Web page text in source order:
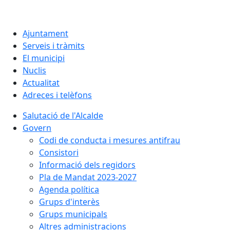
Ajuntament
Serveis i tràmits
El municipi
Nuclis
Actualitat
Adreces i telèfons
Salutació de l'Alcalde
Govern
Codi de conducta i mesures antifrau
Consistori
Informació dels regidors
Pla de Mandat 2023-2027
Agenda política
Grups d'interès
Grups municipals
Altres administracions